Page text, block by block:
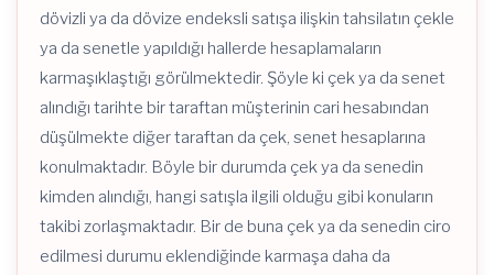
dövizli ya da dövize endeksli satışa ilişkin tahsilatın çekle
ya da senetle yapıldığı hallerde hesaplamaların
karmaşıklaştığı görülmektedir. Şöyle ki çek ya da senet
alındığı tarihte bir taraftan müşterinin cari hesabından
düşülmekte diğer taraftan da çek, senet hesaplarına
konulmaktadır. Böyle bir durumda çek ya da senedin
kimden alındığı, hangi satışla ilgili olduğu gibi konuların
takibi zorlaşmaktadır. Bir de buna çek ya da senedin ciro
edilmesi durumu eklendiğinde karmaşa daha da